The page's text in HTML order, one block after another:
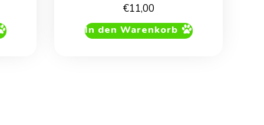
€11,00
In den Warenkorb